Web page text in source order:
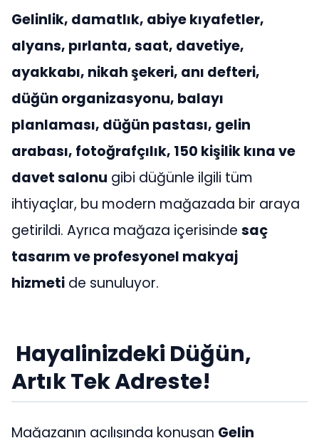
Gelinlik, damatlık, abiye kıyafetler,
alyans, pırlanta, saat, davetiye,
ayakkabı, nikah şekeri, anı defteri,
düğün organizasyonu, balayı
planlaması, düğün pastası, gelin
arabası, fotoğrafçılık, 150 kişilik kına ve
davet salonu gibi düğünle ilgili tüm
ihtiyaçlar, bu modern mağazada bir araya
getirildi. Ayrıca mağaza içerisinde saç
tasarım ve profesyonel makyaj
hizmeti de sunuluyor.
Hayalinizdeki Düğün,
Artık Tek Adreste!
Mağazanın açılışında konuşan Gelin